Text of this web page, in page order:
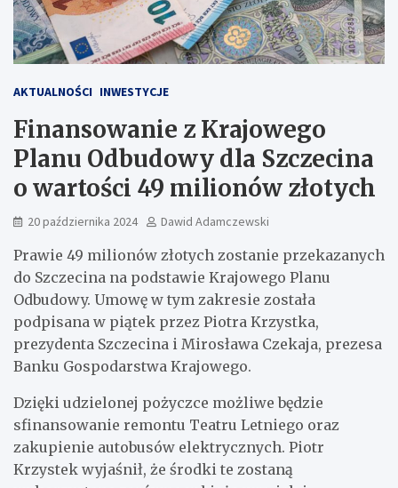
AKTUALNOŚCI INWESTYCJE
Finansowanie z Krajowego
Planu Odbudowy dla Szczecina
o wartości 49 milionów złotych
20 października 2024 Dawid Adamczewski
Prawie 49 milionów złotych zostanie przekazanych
do Szczecina na podstawie Krajowego Planu
Odbudowy. Umowę w tym zakresie została
podpisana w piątek przez Piotra Krzystka,
prezydenta Szczecina i Mirosława Czekaja, prezesa
Banku Gospodarstwa Krajowego.
Dzięki udzielonej pożyczce możliwe będzie
sfinansowanie remontu Teatru Letniego oraz
zakupienie autobusów elektrycznych. Piotr
Krzystek wyjaśnił, że środki te zostaną